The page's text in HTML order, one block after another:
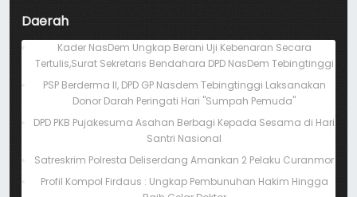
Daerah
Kader NasDem Ungkap Berani Uji Kebenaran Secara
Tertulis,Surat Sekretaris Bendahara DPD NasDem Tebingtinggi
PSP Berderma II, DPD GP Nasdem Tebingtinggi Laksanakan
Donor Darah Peringati Hari "Sumpah Pemuda"
DPD PKB Pujakesuma Asahan Berbagi Kepada Sesama di Hari
Santri Nasional
Satreskrim Polresta Deliserdang Amankan 2 Pelaku Curanmor
Profil Kompol Firdaus : Ungkap Pembunuhan Hakim Hingga